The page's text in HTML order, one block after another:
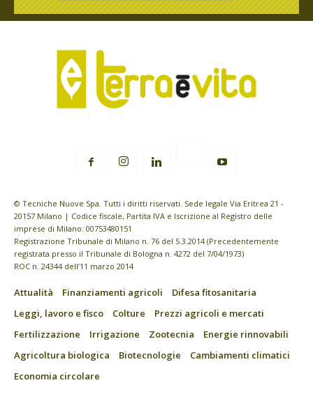
© Tecniche Nuove Spa. Tutti i diritti riservati. Sede legale Via Eritrea 21 -
20157 Milano | Codice fiscale, Partita IVA e Iscrizione al Registro delle
imprese di Milano: 00753480151
Registrazione Tribunale di Milano n. 76 del 5.3.2014 (Precedentemente
registrata presso il Tribunale di Bologna n. 4272 del 7/04/1973)
ROC n. 24344 dell’11 marzo 2014
Attualità Finanziamenti agricoli
Difesa fitosanitaria
Leggi, lavoro e fisco
Colture
Prezzi agricoli e mercati
Fertilizzazione
Irrigazione Zootecnia
Energie rinnovabili
Agricoltura biologica
Biotecnologie
Cambiamenti climatici
Economia circolare